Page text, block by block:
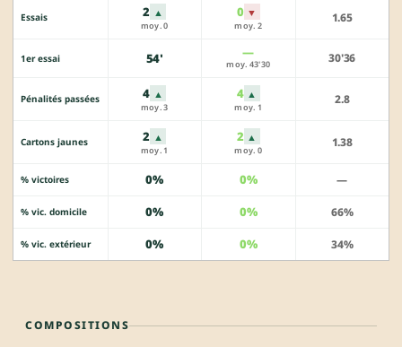
Essais 2 ▲
moy. 0
0 ▼
moy. 2
1.65
1er essai 54' —
moy. 43'30 30'36
Pénalités passées 4 ▲
moy. 3
4 ▲
moy. 1
2.8
Cartons jaunes 2 ▲
moy. 1
2 ▲
moy. 0
1.38
% victoires 0% 0% —
% vic. domicile 0% 0% 66%
% vic. extérieur 0% 0% 34%
COMPOSITIONS